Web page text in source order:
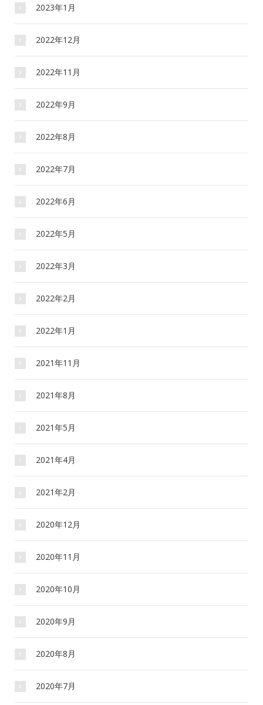
2023年1月
2022年12月
2022年11月
2022年9月
2022年8月
2022年7月
2022年6月
2022年5月
2022年3月
2022年2月
2022年1月
2021年11月
2021年8月
2021年5月
2021年4月
2021年2月
2020年12月
2020年11月
2020年10月
2020年9月
2020年8月
2020年7月